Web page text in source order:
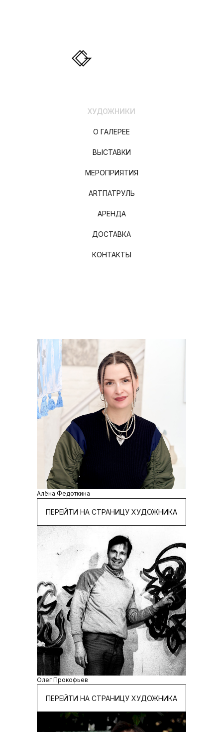
ХУДОЖНИКИ
О ГАЛЕРЕЕ
ВЫСТАВКИ
МЕРОПРИЯТИЯ
ARTПАТРУЛЬ
АРЕНДА
ДОСТАВКА
КОНТАКТЫ
Алёна Федоткина
ПЕРЕЙТИ НА СТРАНИЦУ ХУДОЖНИКА
Олег Прокофьев
ПЕРЕЙТИ НА СТРАНИЦУ ХУДОЖНИКА